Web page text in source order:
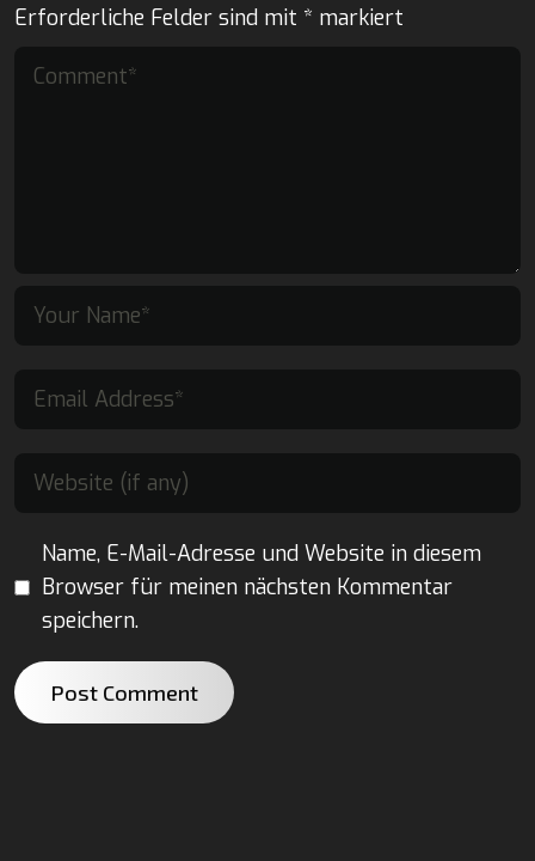
Erforderliche Felder sind mit * markiert
Name, E-Mail-Adresse und Website in diesem
Browser für meinen nächsten Kommentar
speichern.